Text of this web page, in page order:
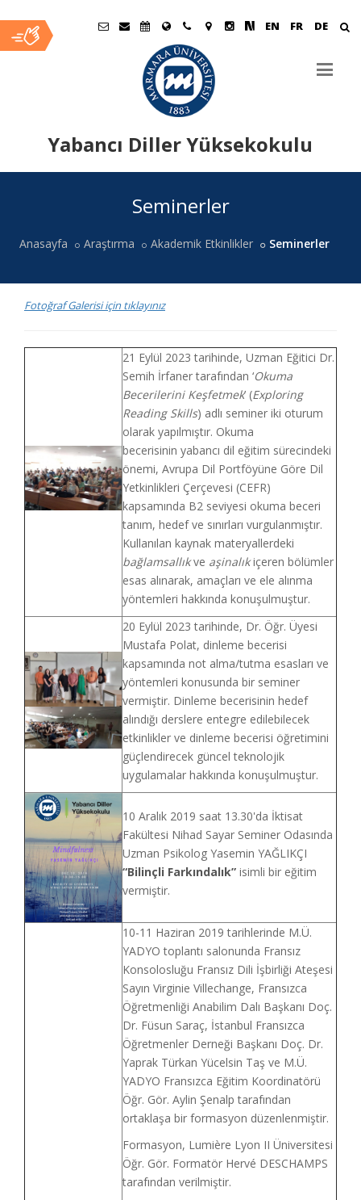
EN FR DE
Yabancı Diller Yüksekokulu
Seminerler
Anasayfa Araştırma Akademik Etkinlikler Seminerler
Fotoğraf Galerisi için tıklayınızUp
21 Eylül 2023 tarihinde, Uzman Eğitici Dr.
Semih İrfaner tarafından ‘Okuma
Becerilerini Keşfetmek’ (Exploring
Reading Skills) adlı seminer iki oturum
olarak yapılmıştır. Okuma
becerisinin yabancı dil eğitim sürecindeki
önemi, Avrupa Dil Portföyüne Göre Dil
Yetkinlikleri Çerçevesi (CEFR)
kapsamında B2 seviyesi okuma beceri
tanım, hedef ve sınırları vurgulanmıştır.
Kullanılan kaynak materyallerdeki
bağlamsallıkve aşinalıkiçeren bölümler
esas alınarak, amaçları ve ele alınma
yöntemleri hakkında konuşulmuştur.
20 Eylül 2023 tarihinde, Dr. Öğr. Üyesi
Mustafa Polat, dinleme becerisi
kapsamında not alma/tutma esasları ve
yöntemleri konusunda bir seminer
vermiştir. Dinleme becerisinin hedef
alındığı derslere entegre edilebilecek
etkinlikler ve dinleme becerisi öğretimini
güçlendirecek güncel teknolojik
uygulamalar hakkında konuşulmuştur.
10 Aralık 2019 saat 13.30'da İktisat
Fakültesi Nihad Sayar Seminer Odasında
Uzman Psikolog Yasemin YAĞLIKÇI
“Bilinçli Farkındalık” isimli bir eğitim
vermiştir.
10-11 Haziran 2019 tarihlerinde M.Ü.
YADYO toplantı salonunda Fransız
Konsolosluğu Fransız Dili İşbirliği Ateşesi
Sayın Virginie Villechange, Fransızca
Öğretmenliği Anabilim Dalı Başkanı Doç.
Dr. Füsun Saraç, İstanbul Fransızca
Öğretmenler Derneği Başkanı Doç. Dr.
Yaprak Türkan Yücelsin Taş ve M.Ü.
YADYO Fransızca Eğitim Koordinatörü
Öğr. Gör. Aylin Şenalp tarafından
ortaklaşa bir formasyon düzenlenmiştir.
Formasyon, Lumière Lyon II Üniversitesi
Öğr. Gör. Formatör Hervé DESCHAMPS
tarafından verilmiştir.